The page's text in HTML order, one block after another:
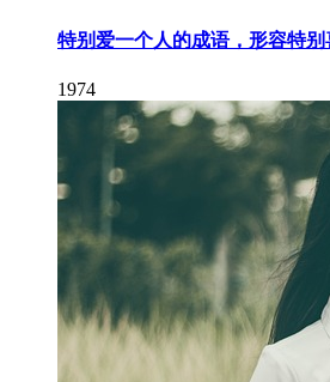
特别爱一个人的成语，形容特别
1974